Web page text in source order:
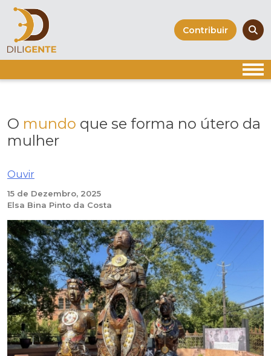
Skip
content
Contribuir
O mundo que se forma no útero da
mulher
Ouvir
15 de Dezembro, 2025
Elsa Bina Pinto da Costa